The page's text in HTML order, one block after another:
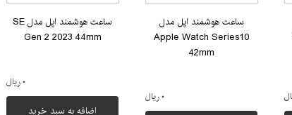
ساعت هوشمند اپل مدل
Apple Watch Series10
42mm
۰ ریال
ساعت هوشمند اپل مدل SE
Gen 2 2023 44mm
۰ ریال
اضافه به سبد خرید